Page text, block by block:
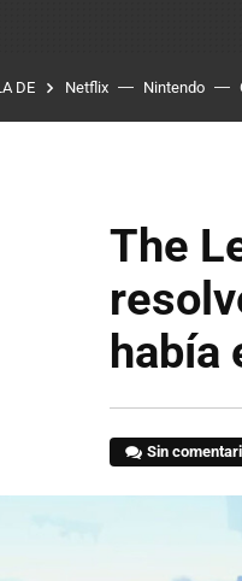
DE Netflix Nintendo
The
había
Sin